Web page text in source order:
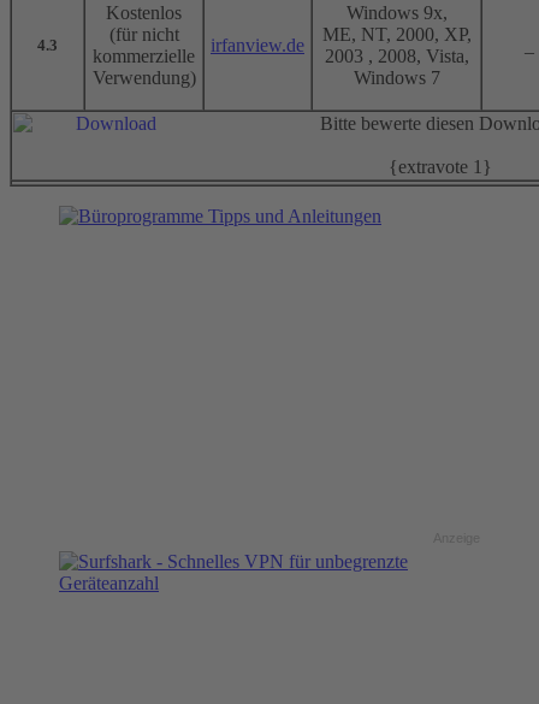
4.3
Kostenlos
(für nicht
kommerzielle
Verwendung)
irfanview.de
Windows 9x,
ME, NT, 2000, XP,
2003 , 2008, Vista,
Windows 7
Bitte bewerte diesen
{extravote 1}